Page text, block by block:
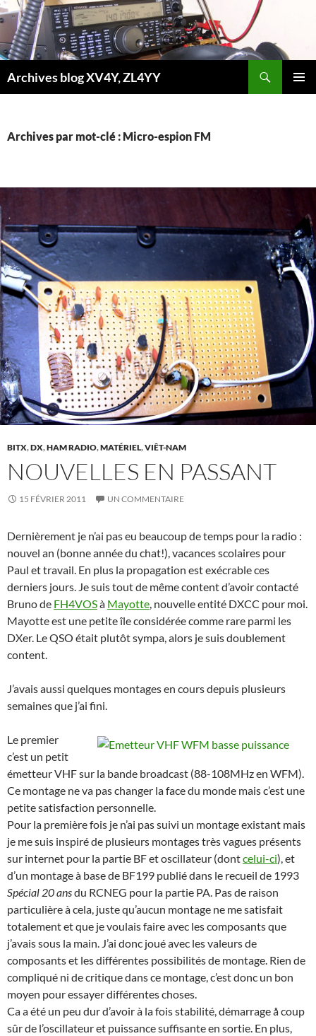
Aller
au
contenu
Archives blog XV4Y, ZL4YY
Archives par mot-clé : Micro-espion FM
BITX,DX,HAM RADIO,MATÉRIEL,VIÊT-NAM
NOUVELLES EN PASSANT
15 FÉVRIER 2011 UN COMMENTAIRE
Dernièrement je n’ai pas eu beaucoup de temps pour la radio :
nouvel an (bonne année du chat!), vacances scolaires pour
Paul et travail. En plus la propagation est exécrable ces
derniers jours. Je suis tout de même content d’avoir contacté
Bruno de FH4VOSà Mayotte, nouvelle entité DXCC pour moi.
Mayotte est une petite île considérée comme rare parmi les
DXer. Le QSO était plutôt sympa, alors je suis doublement
content.
J’avais aussi quelques montages en cours depuis plusieurs
semaines que j’ai fini.
Le premier
c’est un petit
émetteur VHF sur la bande broadcast (88-108MHz en WFM).
Ce montage ne va pas changer la face du monde mais c’est une
petite satisfaction personnelle.
Pour la première fois je n’ai pas suivi un montage existant mais
je me suis inspiré de plusieurs montages très vagues présents
sur internet pour la partie BF et oscillateur (dontcelui-ci), et
d’un montage à base de BF199 publié dans le recueil de 1993
Spécial 20 ansdu RCNEG pour la partie PA. Pas de raison
particulière à cela, juste qu’aucun montage ne me satisfait
totalement et que je voulais faire avec les composants que
j’avais sous la main. J’ai donc joué avec les valeurs de
composants et les différentes possibilités de montage. Rien de
compliqué ni de critique dans ce montage, c’est donc un bon
moyen pour essayer différentes choses.
Ca a été un peu dur d’avoir à la fois stabilité, démarrage å coup
sûr de l’oscillateur et puissance suffisante en sortie. En plus,